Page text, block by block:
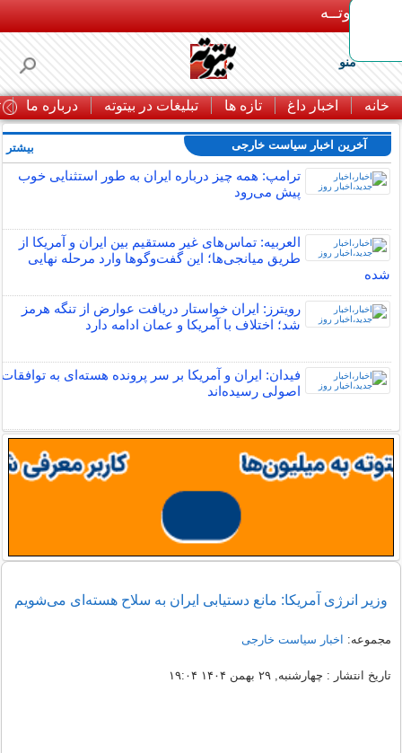
بـیتوتــه
منو
خانه اخبار داغ تازه ها تبلیغات در بیتوته درباره ما
آخرین اخبار سیاست خارجی
ترامپ: همه چیز درباره ایران به طور استثنایی خوب
پیش می‌رود
العربیه: تماس‌های غیر مستقیم بین ایران و آمریکا از
طریق میانجی‌ها؛ این گفت‌و‌گو‌ها وارد مرحله نهایی
شده
رویترز: ایران خواستار دریافت عوارض از تنگه هرمز
شد؛ اختلاف با آمریکا و عمان ادامه دارد
فیدان: ایران و آمریکا بر سر پرونده هسته‌ای به توافقات
اصولی رسیده‌اند
بیشتر
وزیر انرژی آمریکا: مانع دستیابی ایران به سلاح هسته‌ای می‌شویم
مجموعه: اخبار سیاست خارجی
تاریخ انتشار : چهارشنبه, ۲۹ بهمن ۱۴۰۴ ۱۹:۰۴